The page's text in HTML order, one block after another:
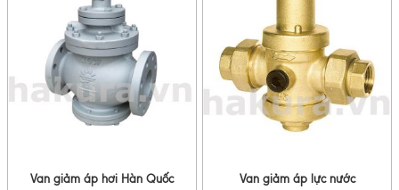
Van giảm áp hơi Hàn Quốc Van giảm áp lực nước